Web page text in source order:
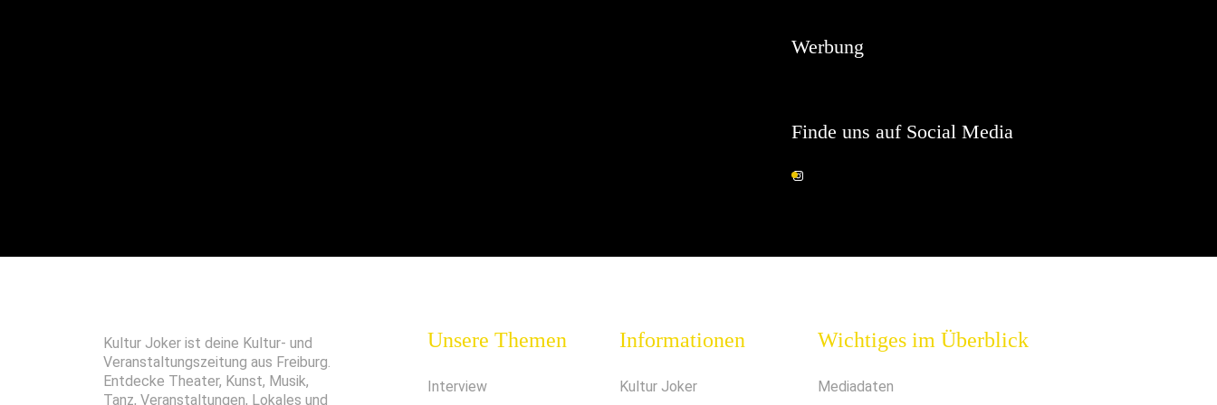
Werbung
Finde uns auf Social Media
Kultur Joker ist deine Kultur- und
Veranstaltungszeitung aus Freiburg.
Entdecke Theater, Kunst, Musik,
Tanz, Veranstaltungen, Lokales und
Unsere Themen
Interview
Informationen
Kultur Joker
Wichtiges im Überblick
Mediadaten